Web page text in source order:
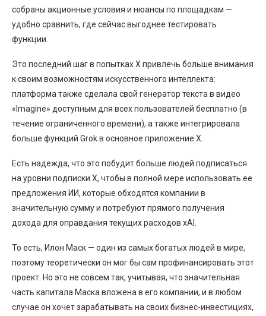
собраны акционные условия и нюансы по площадкам —
удобно сравнить, где сейчас выгоднее тестировать
функции.
Это последний шаг в попытках X привлечь больше внимания
к своим возможностям искусственного интеллекта:
платформа также сделала свой генератор текста в видео
«Imagine» доступным для всех пользователей бесплатно (в
течение ограниченного времени), а также интегрировала
больше функций Grok в основное приложение X.
Есть надежда, что это побудит больше людей подписаться
на уровни подписки X, чтобы в полной мере использовать ее
предложения ИИ, которые обходятся компании в
значительную сумму и потребуют прямого получения
дохода для оправдания текущих расходов xAI.
То есть, Илон Маск — один из самых богатых людей в мире,
поэтому теоретически он мог бы сам профинансировать этот
проект. Но это не совсем так, учитывая, что значительная
часть капитала Маска вложена в его компании, и в любом
случае он хочет зарабатывать на своих бизнес-инвестициях,